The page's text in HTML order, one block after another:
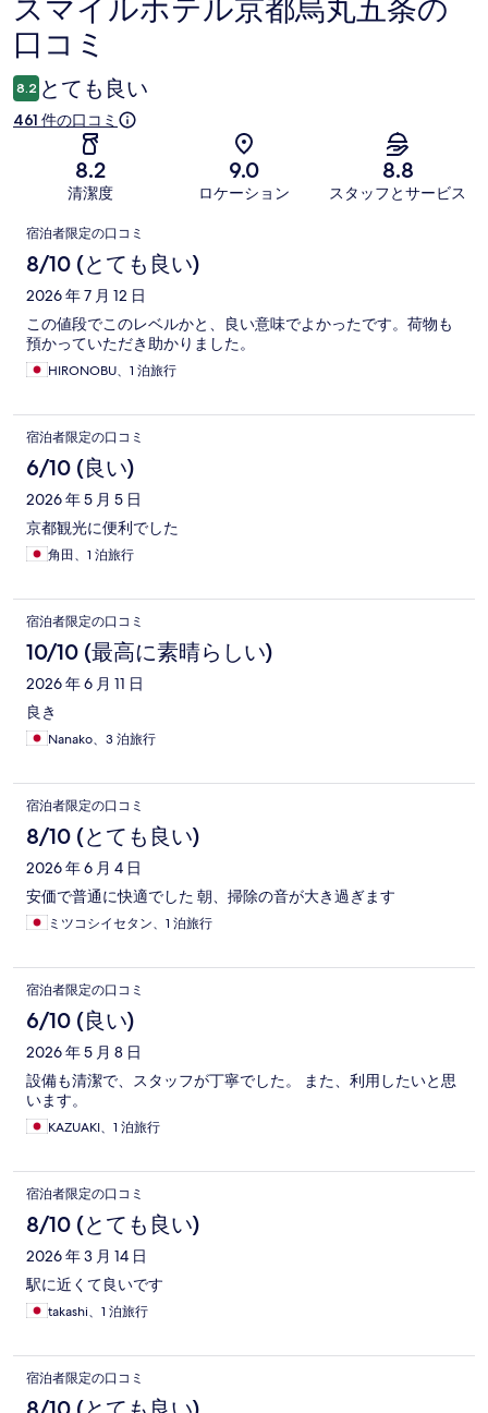
口
コ
ミ
スマイルホテル京都烏丸五条の
口コミ
8.2 とても良い
461 件の口コミ
8.2
清潔度
9.0
ロケーション
8.8
スタッフとサービス
口
コ
ミ
宿泊者限定の口コミ
8/10 (とても良い)
2026 年 7 月 12 日
この値段でこのレベルかと、良い意味でよかったです。荷物も
預かっていただき助かりました。
HIRONOBU、1 泊旅行
宿泊者限定の口コミ
6/10 (良い)
2026 年 5 月 5 日
京都観光に便利でした
角田、1 泊旅行
宿泊者限定の口コミ
10/10 (最高に素晴らしい)
2026 年 6 月 11 日
良き
Nanako、3 泊旅行
宿泊者限定の口コミ
8/10 (とても良い)
2026 年 6 月 4 日
安価で普通に快適でした 朝、掃除の音が大き過ぎます
ミツコシイセタン、1 泊旅行
宿泊者限定の口コミ
6/10 (良い)
2026 年 5 月 8 日
設備も清潔で、スタッフが丁寧でした。 また、利用したいと思
います。
KAZUAKI、1 泊旅行
宿泊者限定の口コミ
8/10 (とても良い)
2026 年 3 月 14 日
駅に近くて良いです
takashi、1 泊旅行
宿泊者限定の口コミ